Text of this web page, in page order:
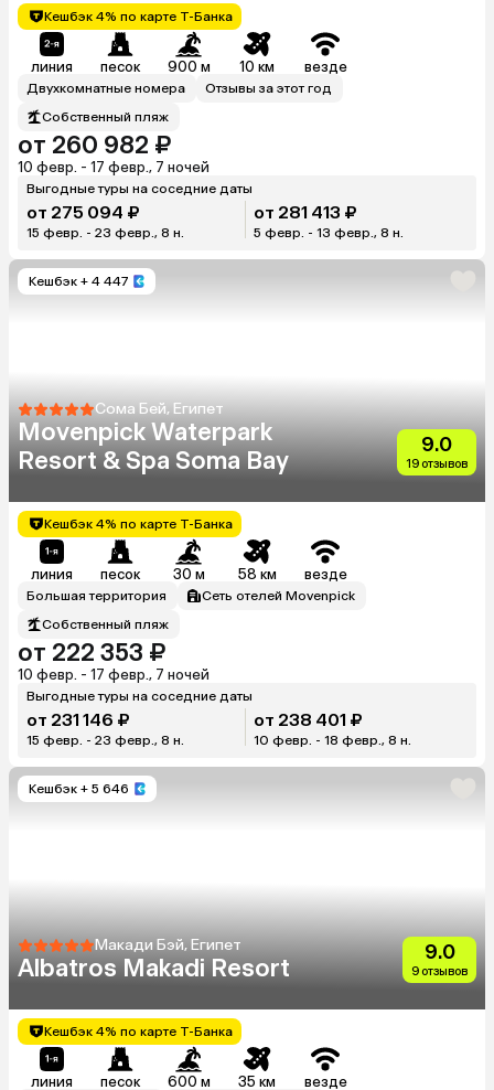
Кешбэк 4% по карте Т-Банка
линия песок 900 м 10 км везде
Двухкомнатные номера
Отзывы за этот год
Собственный пляж
от 260 982 ₽
10 февр. - 17 февр., 7 ночей
Выгодные туры на соседние даты
от 275 094 ₽
15 февр. - 23 февр., 8 н.
от 281 413 ₽
5 февр. - 13 февр., 8 н.
Кешбэк + 4 447
Сома Бей, Египет
Movenpick Waterpark
Resort & Spa Soma Bay
9.0
19 отзывов
Кешбэк 4% по карте Т-Банка
линия песок 30 м 58 км везде
Большая территория
Сеть отелей Movenpick
Собственный пляж
от 222 353 ₽
10 февр. - 17 февр., 7 ночей
Выгодные туры на соседние даты
от 231 146 ₽
15 февр. - 23 февр., 8 н.
от 238 401 ₽
10 февр. - 18 февр., 8 н.
Кешбэк + 5 646
Макади Бэй, Египет
Albatros Makadi Resort
9.0
9 отзывов
Кешбэк 4% по карте Т-Банка
линия песок 600 м 35 км везде